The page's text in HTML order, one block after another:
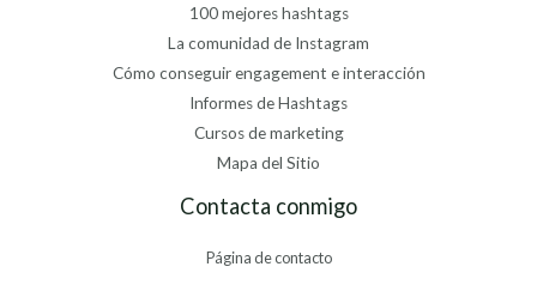
100 mejores hashtags
La comunidad de Instagram
Cómo conseguir engagement e interacción
Informes de Hashtags
Cursos de marketing
Mapa del Sitio
Contacta conmigo
Página de contacto